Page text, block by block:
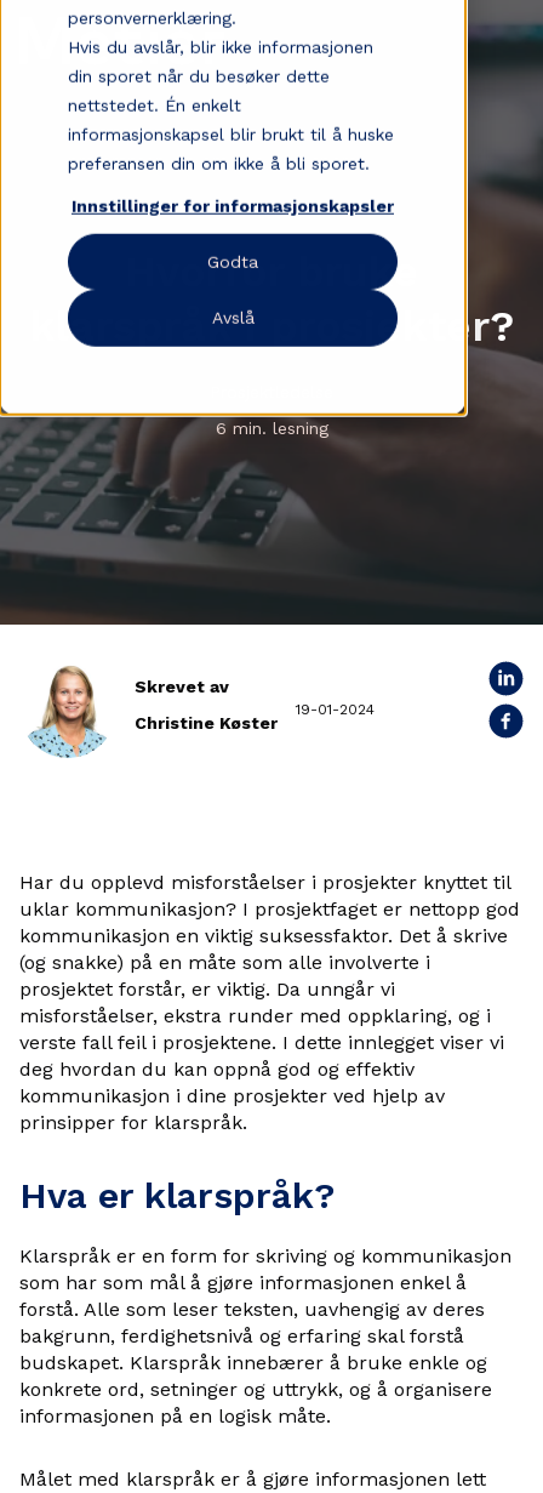
personvernerklæring.
Hvis du avslår, blir ikke informasjonen
din sporet når du besøker dette
nettstedet. Én enkelt
informasjonskapsel blir brukt til å huske
preferansen din om ikke å bli sporet.
Innstillinger for informasjonskapsler
Godta
Avslå
Hvorfor bruke
klarspråk i prosjekter?
6 min. lesning
Skrevet av
Christine Køster
19-01-2024
Har du opplevd misforståelser i prosjekter knyttet til
uklar kommunikasjon? I prosjektfaget er nettopp god
kommunikasjon en viktig suksessfaktor. Det å skrive
(og snakke) på en måte som alle involverte i
prosjektet forstår, er viktig. Da unngår vi
misforståelser, ekstra runder med oppklaring, og i
verste fall feil i prosjektene. I dette innlegget viser vi
deg hvordan du kan oppnå god og effektiv
kommunikasjon i dine prosjekter ved hjelp av
prinsipper for klarspråk.
Hva er klarspråk?
Klarspråk er en form for skriving og kommunikasjon
som har som mål å gjøre informasjonen enkel å
forstå. Alle som leser teksten, uavhengig av deres
bakgrunn, ferdighetsnivå og erfaring skal forstå
budskapet. Klarspråk innebærer å bruke enkle og
konkrete ord, setninger og uttrykk, og å organisere
informasjonen på en logisk måte.
Målet med klarspråk er å gjøre informasjonen lett